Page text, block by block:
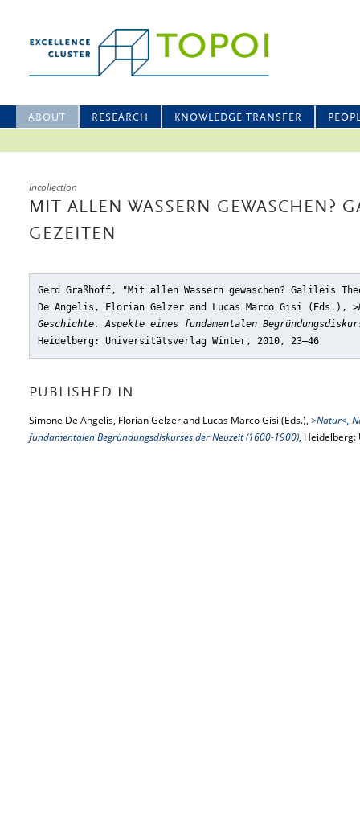
ABOUT RESEARCH KNOWLEDGE TRANSFER
Incollection
MIT ALLEN WASSERN GEWASCHEN?
GEZEITEN
Gerd Graßhoff, "Mit allen Wassern gewaschen? Galileis
De Angelis, Florian Gelzer and Lucas Marco Gisi (Eds.),
Geschichte. Aspekte eines fundamentalen
Heidelberg: Universitätsverlag Winter, 2010, 23–46
PUBLISHED IN
Simone De Angelis, Florian Gelzer and Lucas Marco Gisi (Eds.), >Natur<,
fundamentalen Begründungsdiskurses der Neuzeit (1600-1900), Heidelberg: